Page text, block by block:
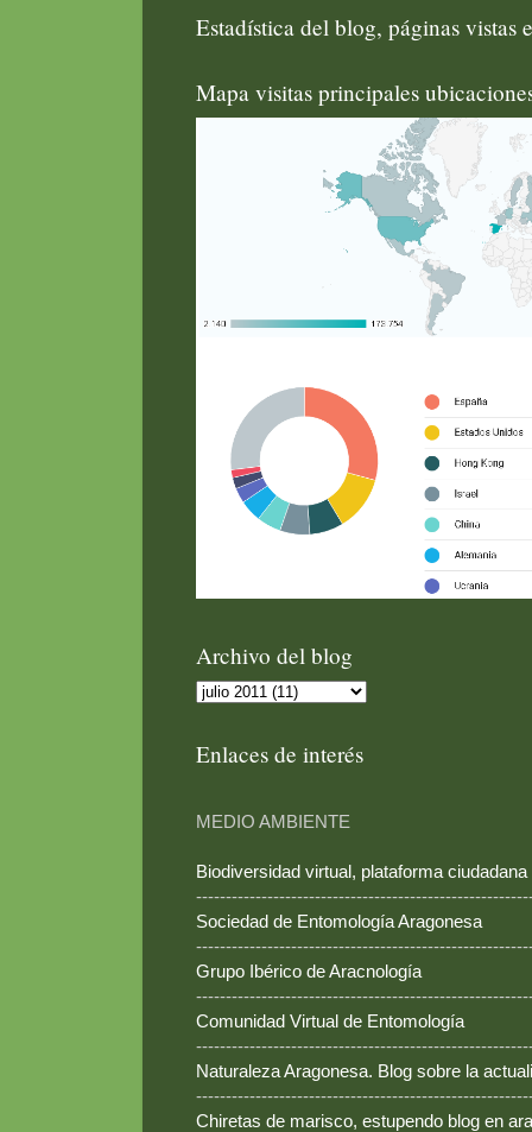
Estadística del blog, páginas vistas
Mapa visitas principales
Archivo del blog
Enlaces de interés
MEDIO AMBIENTE
Biodiversidad virtual, plataforma ciudadana
Sociedad de Entomología Aragonesa
Grupo Ibérico de Aracnología
Comunidad Virtual de Entomología
Naturaleza Aragonesa. Blog sobre la
Chiretas de marisco, estupendo blog en